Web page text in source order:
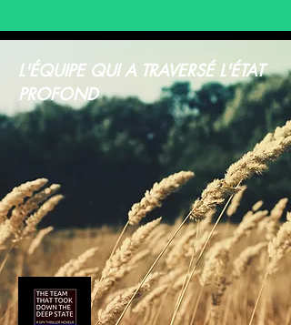
L'ÉQUIPE QUI A TRAVERSÉ L'ÉTAT
PROFOND